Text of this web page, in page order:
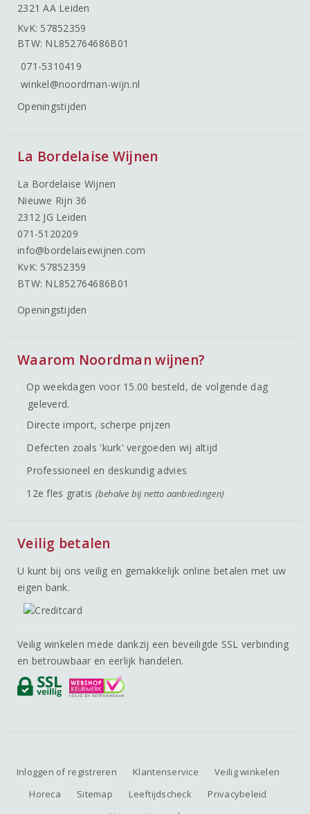
2321 AA Leiden
KvK: 57852359
BTW: NL852764686B01
071-5310419
winkel@noordman-wijn.nl
Openingstijden
La Bordelaise Wijnen
La Bordelaise Wijnen
Nieuwe Rijn 36
2312 JG Leiden
071-5120209
info@bordelaisewijnen.com
KvK: 57852359
BTW: NL852764686B01
Openingstijden
Waarom Noordman wijnen?
Op weekdagen voor 15.00 besteld, de volgende dag
geleverd.
Directe import, scherpe prijzen
Defecten zoals 'kurk' vergoeden wij altijd
Professioneel en deskundig advies
12e fles gratis (behalve bij netto aanbiedingen)
Veilig betalen
U kunt bij ons veilig en gemakkelijk online betalen met uw
eigen bank.
Veilig winkelen mede dankzij een beveiligde SSL verbinding
en betrouwbaar en eerlijk handelen.
Inloggen of registreren Klantenservice
Veilig winkelen
Horeca
Sitemap Leeftijdscheck
Privacybeleid